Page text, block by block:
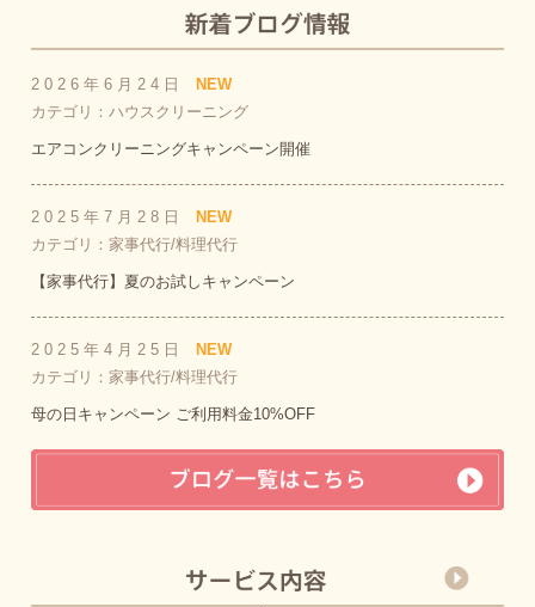
2026年6月24日
NEW
カテゴリ：ハウスクリーニング
エアコンクリーニングキャンペーン開催
2025年7月28日
NEW
カテゴリ：家事代行/料理代行
【家事代行】夏のお試しキャンペーン
2025年4月25日
NEW
カテゴリ：家事代行/料理代行
母の日キャンペーン ご利用料金10%OFF